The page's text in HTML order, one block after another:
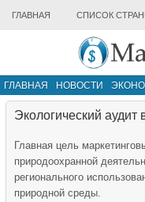
ГЛАВНАЯ СПИСОК
ГЛАВНАЯ НОВОСТИ
ИНФРАСТРУКТУРА РЫНКА
Экологический аудит
Главная цель
природоохранной
регионального
природной среды.